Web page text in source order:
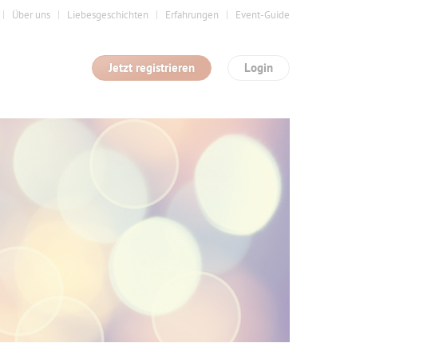
Über uns Liebesgeschichten Erfahrungen Event-Guide
Login
Jetzt registrieren